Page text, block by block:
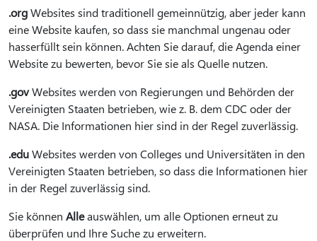
.orgWebsites sind traditionell gemeinnützig, aber jeder kann
eine Website kaufen, so dass sie manchmal ungenau oder
hasserfüllt sein können. Achten Sie darauf, die Agenda einer
Website zu bewerten, bevor Sie sie als Quelle nutzen.
.govWebsites werden von Regierungen und Behörden der
Vereinigten Staaten betrieben, wie z. B. dem CDC oder der
NASA. Die Informationen hier sind in der Regel zuverlässig.
.eduWebsites werden von Colleges und Universitäten in den
Vereinigten Staaten betrieben, so dass die Informationen hier
in der Regel zuverlässig sind.
Sie können Alleauswählen, um alle Optionen erneut zu
überprüfen und Ihre Suche zu erweitern.